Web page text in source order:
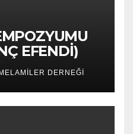
EFENDİ)
DERNEĞİ